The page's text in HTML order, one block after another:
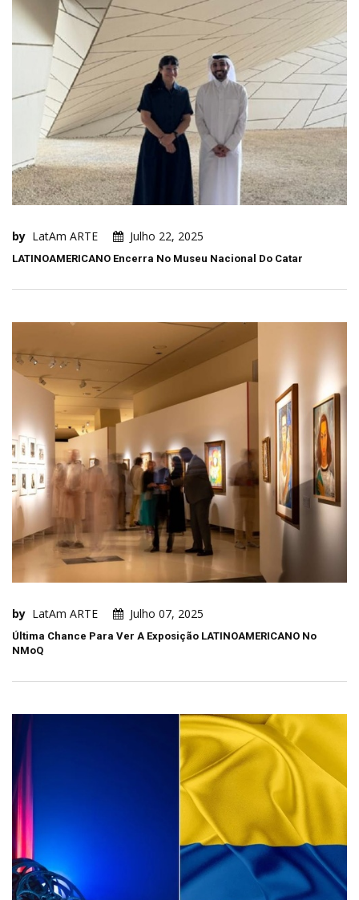
by LatAm ARTE Julho 22, 2025
LATINOAMERICANO Encerra No Museu Nacional Do Catar
by LatAm ARTE Julho 07, 2025
Última Chance Para Ver A Exposição LATINOAMERICANO No
NMoQ